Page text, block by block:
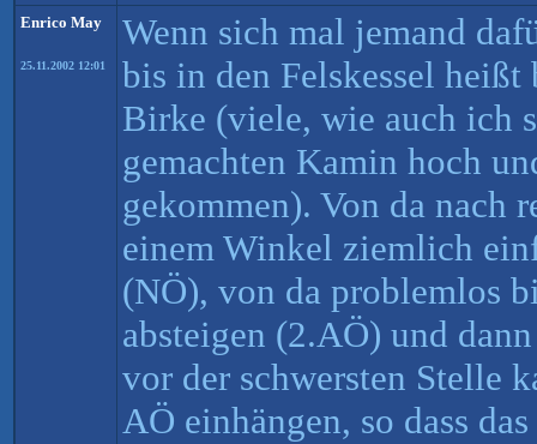
Enrico May
25.11.2002 12:01
Wenn sich mal jemand
bis in den Felskessel heißt
Birke (viele, wie auch ich
gemachten Kamin hoch
gekommen). Von da nach
einem Winkel ziemlich
(NÖ), von da problemlos
absteigen (2.AÖ) und
vor der schwersten Stelle
AÖ einhängen, so dass